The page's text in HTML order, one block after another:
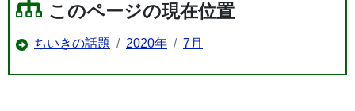
このページの現在位置
ちいきの話題 2020年 7月